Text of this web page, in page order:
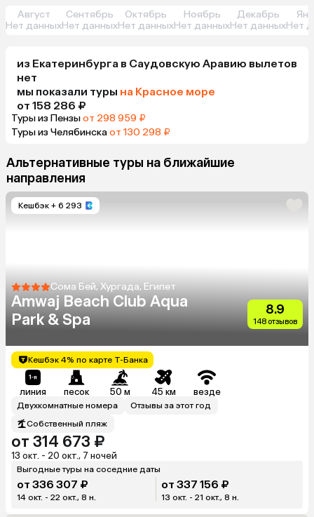
Август
Нет данных
Сентябрь
Нет данных
Октябрь
Нет данных
Ноябрь
Нет данных
Декабрь
Нет данныхНет
из Екатеринбурга в Саудовскую Аравию вылетов
нет
мы показали туры на Красное море
от 158 286 ₽
Туры из Пензыот 298 959 ₽
Туры из Челябинскаот 130 298 ₽
Альтернативные туры на ближайшие
направления
Кешбэк + 6 293
Сома Бей, Хургада, Египет
Amwaj Beach Club Aqua
Park & Spa
8.9
148 отзывов
Кешбэк 4% по карте Т-Банка
линия песок 50 м 45 км везде
Двухкомнатные номера
Отзывы за этот год
Собственный пляж
от 314 673 ₽
13 окт. - 20 окт., 7 ночей
Выгодные туры на соседние даты
от 336 307 ₽
14 окт. - 22 окт., 8 н.
от 337 156 ₽
13 окт. - 21 окт., 8 н.